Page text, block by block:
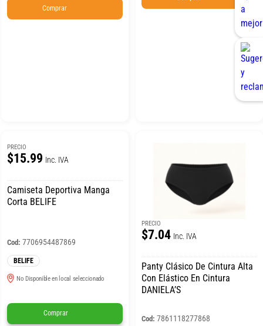
Comprar
PRECIO
$15.99 Inc. IVA
Camiseta Deportiva Manga
Corta BELIFE
Cod: 7706954487869
BELIFE
No Disponible en local seleccionado
Comprar
PRECIO
$7.04 Inc. IVA
Panty Clásico De Cintura Alta
Con Elástico En Cintura
DANIELA’S
Cod: 7861118277868